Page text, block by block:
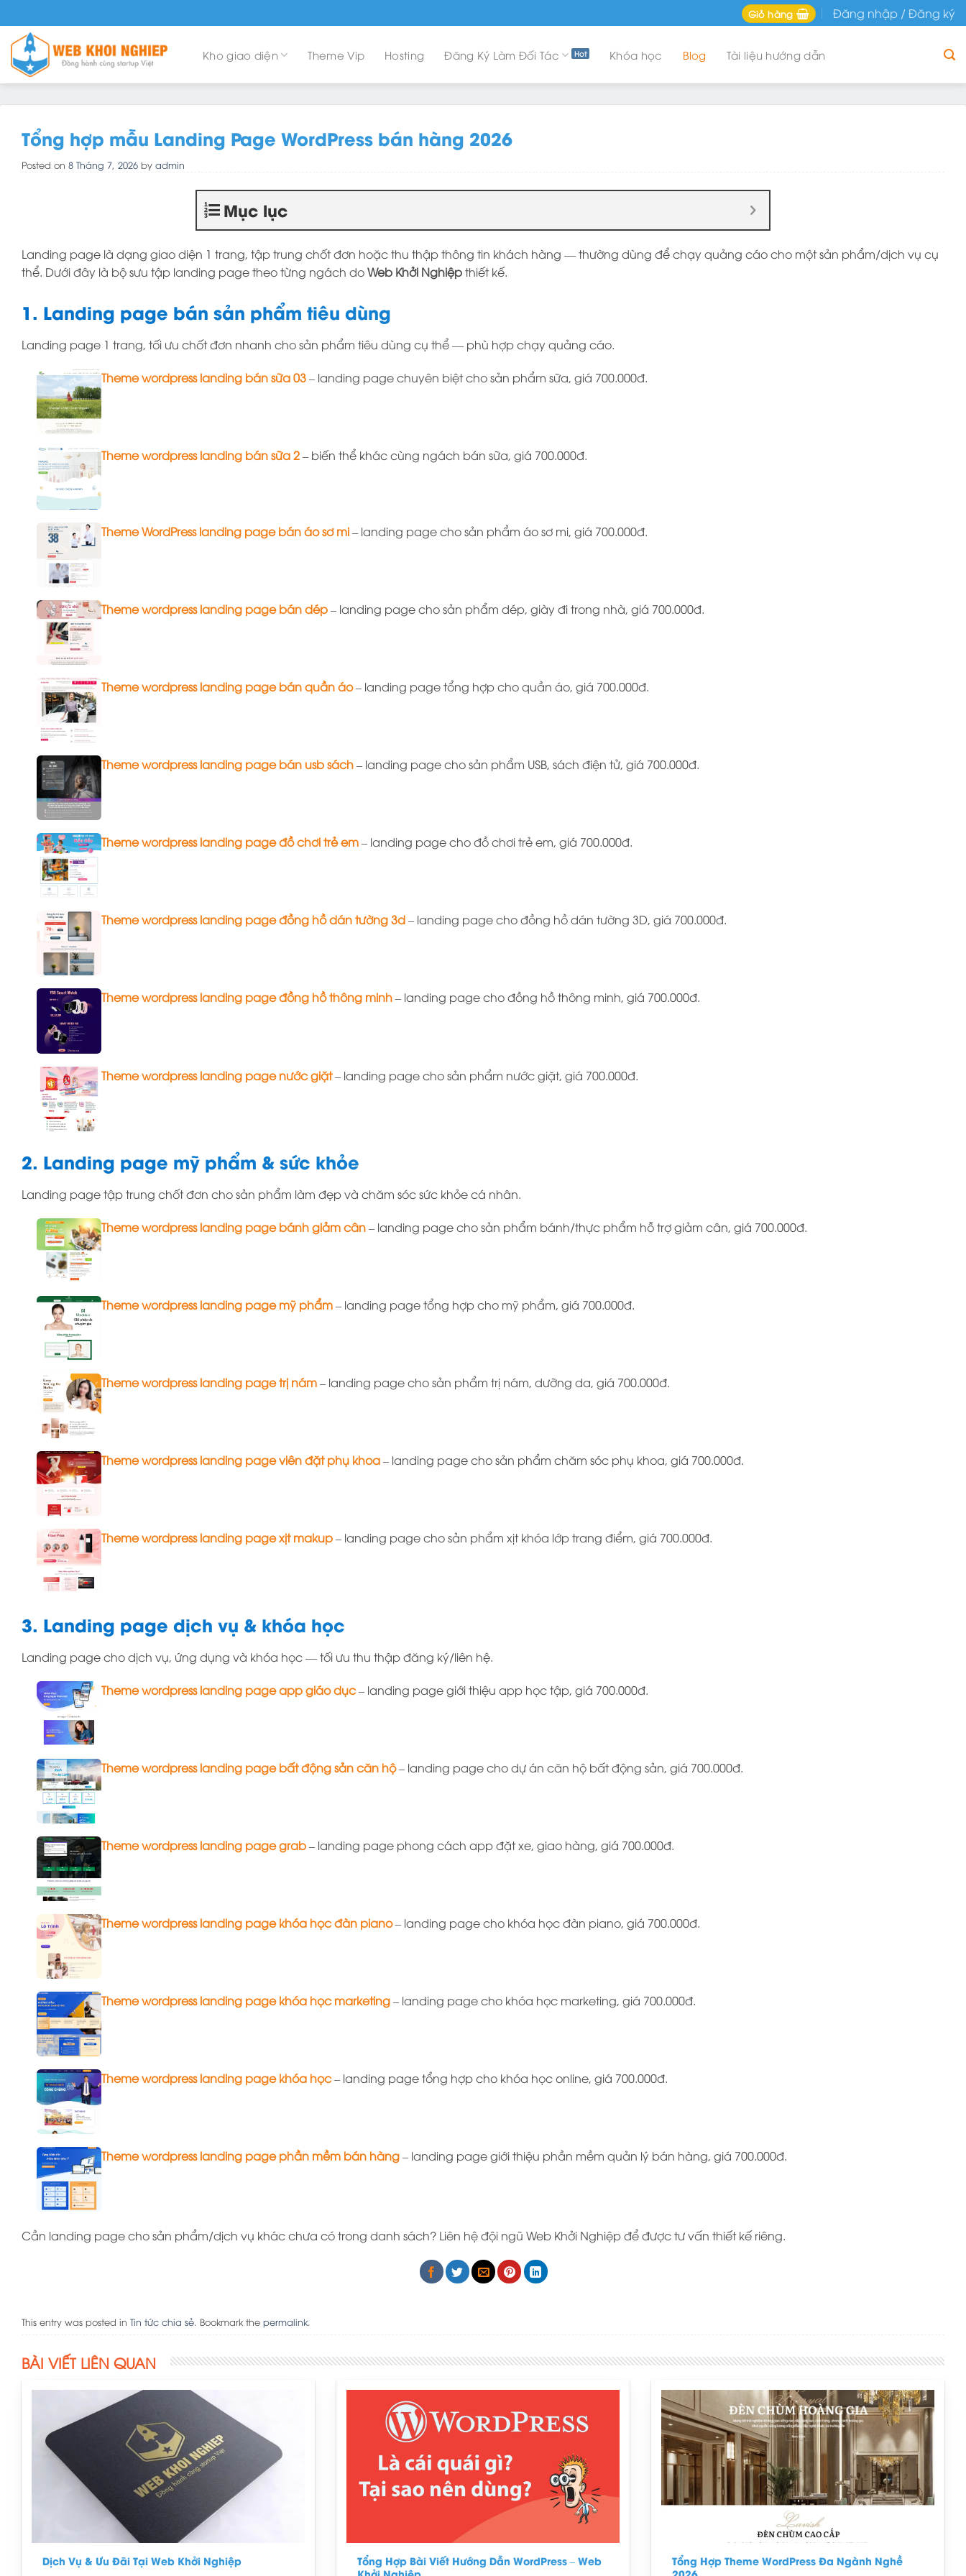
to
content
Giỏ hàng Đăng nhập / Đăng ký
Kho giao diện Theme Vip Hosting Đăng Ký Làm Đối Tác Khóa học Blog Tài liệu hướng dẫn
Tổng hợp mẫu Landing Page WordPress bán hàng 2026
Posted on 8 Tháng 7, 2026 by admin
Mục lục
Landing page là dạng giao diện 1 trang, tập trung chốt đơn hoặc thu thập thông tin khách hàng — thường dùng để chạy quảng cáo cho một sản phẩm/dịch vụ cụ
thể. Dưới đây là bộ sưu tập landing page theo từng ngách doWeb Khởi Nghiệpthiết kế.
1. Landing page bán sản phẩm tiêu dùng
Landing page 1 trang, tối ưu chốt đơn nhanh cho sản phẩm tiêu dùng cụ thể — phù hợp chạy quảng cáo.
Theme wordpress landing bán sữa 03– landing page chuyên biệt cho sản phẩm sữa, giá 700.000đ.
Theme wordpress landing bán sữa 2– biến thể khác cùng ngách bán sữa, giá 700.000đ.
Theme WordPress landing page bán áo sơ mi– landing page cho sản phẩm áo sơ mi, giá 700.000đ.
Theme wordpress landing page bán dép– landing page cho sản phẩm dép, giày đi trong nhà, giá 700.000đ.
Theme wordpress landing page bán quần áo– landing page tổng hợp cho quần áo, giá 700.000đ.
Theme wordpress landing page bán usb sách– landing page cho sản phẩm USB, sách điện tử, giá 700.000đ.
Theme wordpress landing page đồ chơi trẻ em– landing page cho đồ chơi trẻ em, giá 700.000đ.
Theme wordpress landing page đồng hồ dán tường 3d– landing page cho đồng hồ dán tường 3D, giá 700.000đ.
Theme wordpress landing page đồng hồ thông minh– landing page cho đồng hồ thông minh, giá 700.000đ.
Theme wordpress landing page nước giặt– landing page cho sản phẩm nước giặt, giá 700.000đ.
2. Landing page mỹ phẩm & sức khỏe
Landing page tập trung chốt đơn cho sản phẩm làm đẹp và chăm sóc sức khỏe cá nhân.
Theme wordpress landing page bánh giảm cân– landing page cho sản phẩm bánh/thực phẩm hỗ trợ giảm cân, giá 700.000đ.
Theme wordpress landing page mỹ phẩm– landing page tổng hợp cho mỹ phẩm, giá 700.000đ.
Theme wordpress landing page trị nám– landing page cho sản phẩm trị nám, dưỡng da, giá 700.000đ.
Theme wordpress landing page viên đặt phụ khoa– landing page cho sản phẩm chăm sóc phụ khoa, giá 700.000đ.
Theme wordpress landing page xịt makup– landing page cho sản phẩm xịt khóa lớp trang điểm, giá 700.000đ.
3. Landing page dịch vụ & khóa học
Landing page cho dịch vụ, ứng dụng và khóa học — tối ưu thu thập đăng ký/liên hệ.
Theme wordpress landing page app giáo dục– landing page giới thiệu app học tập, giá 700.000đ.
Theme wordpress landing page bất động sản căn hộ– landing page cho dự án căn hộ bất động sản, giá 700.000đ.
Theme wordpress landing page grab– landing page phong cách app đặt xe, giao hàng, giá 700.000đ.
Theme wordpress landing page khóa học đàn piano– landing page cho khóa học đàn piano, giá 700.000đ.
Theme wordpress landing page khóa học marketing– landing page cho khóa học marketing, giá 700.000đ.
Theme wordpress landing page khóa học– landing page tổng hợp cho khóa học online, giá 700.000đ.
Theme wordpress landing page phần mềm bán hàng– landing page giới thiệu phần mềm quản lý bán hàng, giá 700.000đ.
Cần landing page cho sản phẩm/dịch vụ khác chưa có trong danh sách? Liên hệ đội ngũ Web Khởi Nghiệp để được tư vấn thiết kế riêng.
This entry was posted in Tin tức chia sẻ. Bookmark the permalink.
BÀI VIẾT LIÊN QUAN
Dịch Vụ & Ưu Đãi Tại Web Khởi Nghiệp
Tổng Hợp Bài Viết Hướng Dẫn WordPress – Web
Tổng Hợp Theme WordPress Đa Ngành Nghề